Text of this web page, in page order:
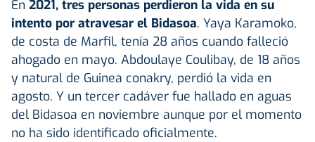
En 2021, tres personas perdieron la vida en su
intento por atravesar el Bidasoa. Yaya Karamoko,
de costa de Marfil, tenía 28 años cuando falleció
ahogado en mayo. Abdoulaye Coulibay, de 18 años
y natural de Guinea conakry, perdió la vida en
agosto. Y un tercer cadáver fue hallado en aguas
del Bidasoa en noviembre aunque por el momento
no ha sido identificado oficialmente.